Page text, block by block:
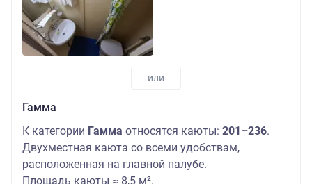
Гамма
К категории Гамма относятся каюты: 201–236.
Двухместная каюта со всеми удобствам,
расположенная на главной палубе.
Площадь каюты ≈ 8,5 м².